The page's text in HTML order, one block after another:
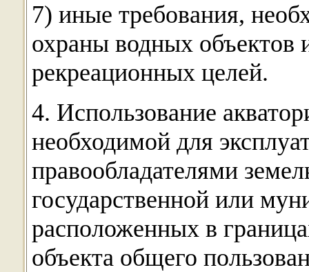
7) иные требования,
охраны водных объектов
рекреационных целей.
4. Использование
необходимой для
правообладателями
государственной или
расположенных в
объекта общего